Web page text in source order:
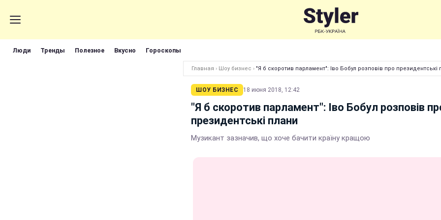
Люди Тренды Полезное Вкусно Гороскопы
Главная › Шоу бизнес › "Я б скоротив парламент": Іво Бобул розповів про президентські
ШОУ БИЗНЕС 18 июня 2018, 12:42
"Я б скоротив парламент": Іво Бобул розповів
президентські плани
Музикант зазначив, що хоче бачити країну кращою